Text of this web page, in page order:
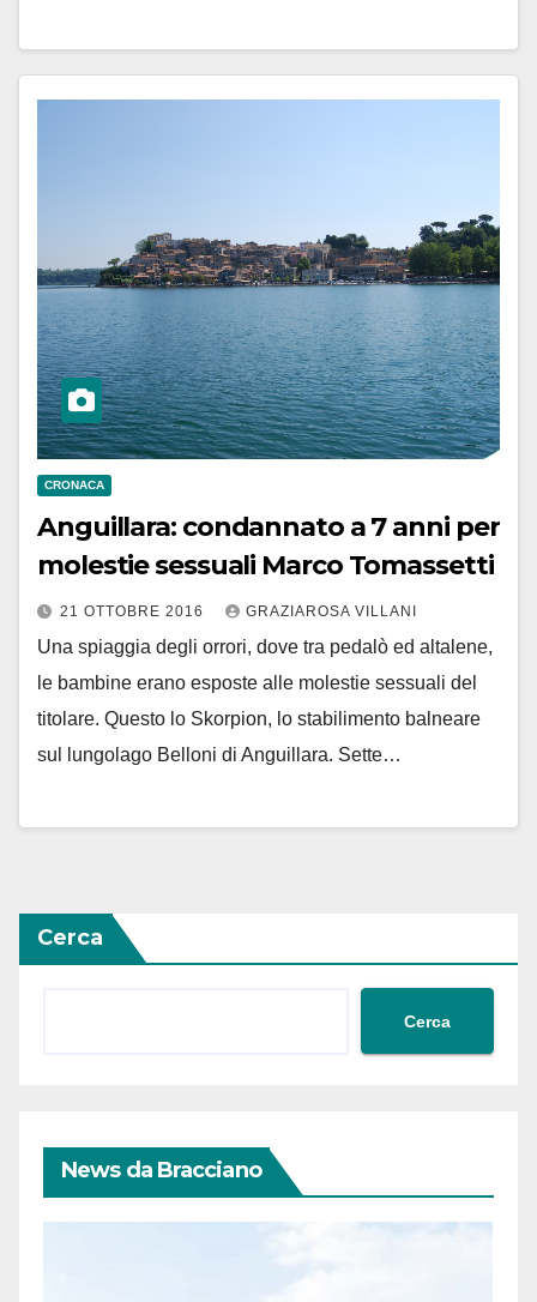
CRONACA
Anguillara: condannato a 7 anni per
molestie sessuali Marco Tomassetti
21 OTTOBRE 2016 GRAZIAROSA VILLANI
Una spiaggia degli orrori, dove tra pedalò ed altalene,
le bambine erano esposte alle molestie sessuali del
titolare. Questo lo Skorpion, lo stabilimento balneare
sul lungolago Belloni di Anguillara. Sette…
Cerca
Cerca
News da Bracciano